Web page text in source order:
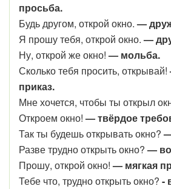
просьба.
Будь другом, открой окно.—
Я прошу тебя, открой окно.—
Ну, открой же окно!— мольба.
Сколько тебя просить, открывай!
приказ.
Мне хочется, чтобы ты открыл
Откроем окно!— твёрдое
Так ты будешь открывать окно?
Разве трудно открыть окно?—
Прошу, открой окно!— мягкая
Тебе что, трудно открыть окно? -